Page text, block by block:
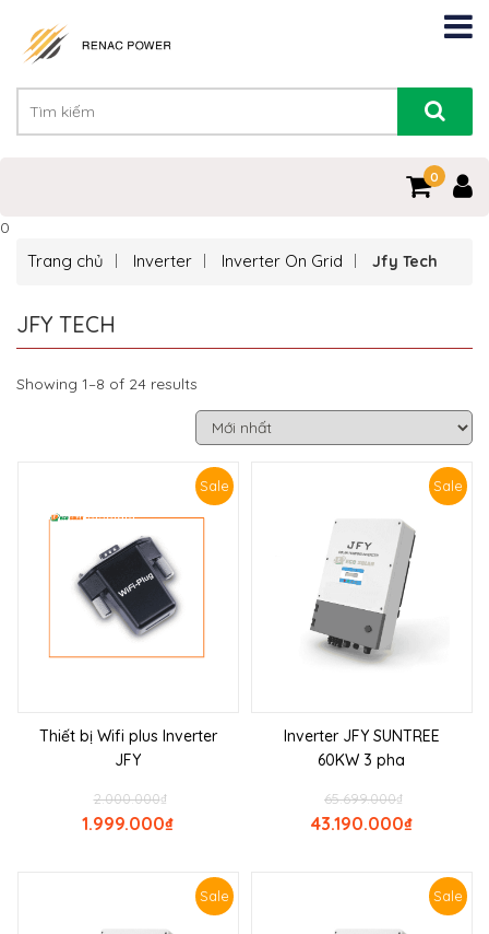
0
0
Trang chủ Inverter Inverter On Grid Jfy Tech
JFY TECH
Showing 1–8 of 24 results
Sale
Thiết bị Wifi plus Inverter
JFY
₫
2.000.000
₫
1.999.000
Sale
Inverter JFY SUNTREE
60KW 3 pha
₫
65.699.000
₫
43.190.000
Sale Sale